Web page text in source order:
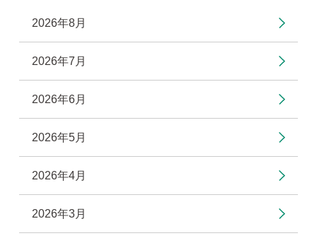
2026年8月
2026年7月
2026年6月
2026年5月
2026年4月
2026年3月